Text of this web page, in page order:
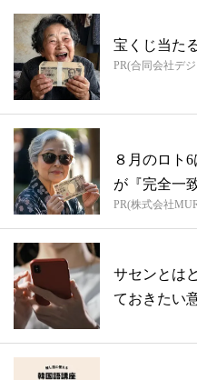
宝くじ当た
PR(合同会社デ
８月のロト
が『完全一
PR(株式会社
サセンとは
ておきたい